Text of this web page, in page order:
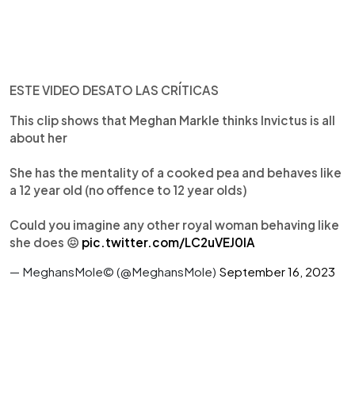
ESTE VIDEO DESATO LAS CRÍTICAS
This clip shows that Meghan Markle thinks Invictus is all
about her
She has the mentality of a cooked pea and behaves like
a 12 year old (no offence to 12 year olds)
Could you imagine any other royal woman behaving like
she does 😖 pic.twitter.com/LC2uVEJ0lA
— MeghansMole©️ (@MeghansMole) September 16, 2023